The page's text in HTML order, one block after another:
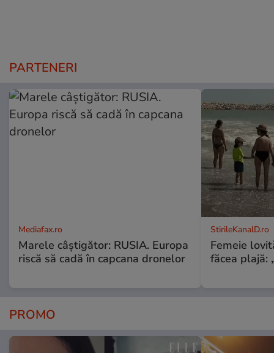
PARTENERI
Mediafax.ro
Marele câștigător: RUSIA. Europa
riscă să cadă în capcana dronelor
StirileKanalD.ro
Femeie
făcea plajă:
PROMO